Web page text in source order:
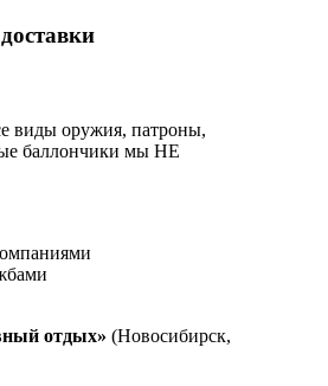
виды оружия, патроны,
баллончики мы НЕ
отдых» (Новосибирск,